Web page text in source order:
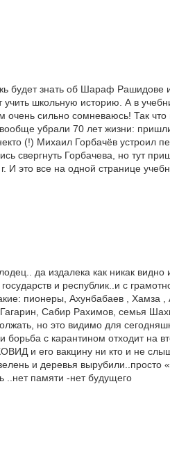
будет знать об Шараф Рашидове
учить школьную историю. А в
очень сильно сомневаюсь! Так что
убрали 70 лет жизни:
(!) Михаил Горбачёв устроил
свергнуть Горбачева, но тут
И это все на одной странице
да издалека как никак видно
и республик..и с
пионеры, Ахунбабаев , Хамза
Сабир Рахимов, семья
но это видимо для
борьба с карантином отходит на
и его вакцину ни кто и не
и деревья вырубили..просто
..нет памяти -нет будущего